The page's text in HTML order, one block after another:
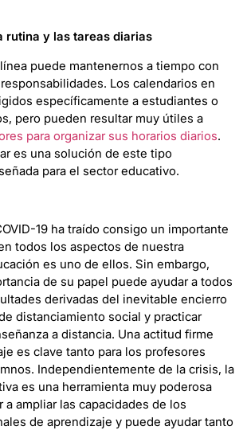
rutina y las tareas diarias
puede mantenernos a tiempo con
Los calendarios en
específicamente a estudiantes o
pero pueden resultar muy útiles a
para organizar sus horarios diarios.
es una solución de este tipo
para el sector educativo.
19 ha traído consigo un importante
todos los aspectos de nuestra
es uno de ellos. Sin embargo,
de su papel puede ayudar a todos
derivadas del inevitable encierro
distanciamiento social y practicar
a distancia. Una actitud firme
es clave tanto para los profesores
Independientemente de la crisis, la
es una herramienta muy poderosa
a ampliar las capacidades de los
de aprendizaje y puede ayudar tanto